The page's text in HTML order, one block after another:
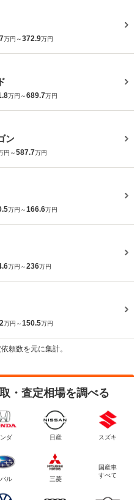
万円～372.9万円
万円～689.7万円
ン
円～587.7万円
万円～166.6万円
万円～236万円
万円～150.5万円
頼数を元に集計。
・査定相場を調べる
ダ 日産 スズキ
ル 三菱
国産車
すべて